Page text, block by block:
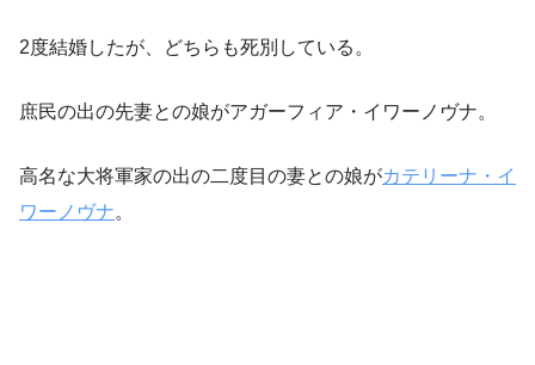
2度結婚したが、どちらも死別している。
庶民の出の先妻との娘がアガーフィア・イワーノヴナ。
高名な大将軍家の出の二度目の妻との娘がカテリーナ・イ
ワーノヴナ。